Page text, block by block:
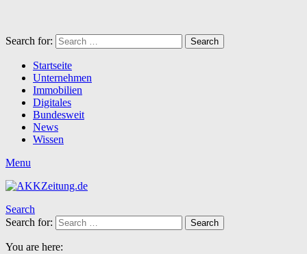
Search for: Search
Startseite
Unternehmen
Immobilien
Digitales
Bundesweit
News
Wissen
Menu
Search
Search for:
Search
You are here: